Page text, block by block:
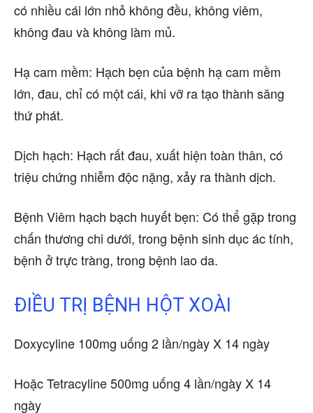
có nhiều cái lớn nhỏ không đều, không viêm,
không đau và không làm mủ.
Hạ cam mềm: Hạch bẹn của bệnh hạ cam mềm
lớn, đau, chỉ có một cái, khi vỡ ra tạo thành săng
thứ phát.
Dịch hạch: Hạch rất đau, xuất hiện toàn thân, có
triệu chứng nhiễm độc nặng, xảy ra thành dịch.
Bệnh Viêm hạch bạch huyết bẹn: Có thể gặp trong
chấn thương chi dưới, trong bệnh sinh dục ác tính,
bệnh ở trực tràng, trong bệnh lao da.
ĐIỀU TRỊ BỆNH HỘT XOÀI
Doxycyline 100mg uống 2 lần/ngày X 14 ngày
Hoặc Tetracyline 500mg uống 4 lần/ngày X 14
ngày